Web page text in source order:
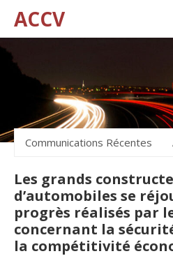
ACCV
Communications Récentes
Les grands
d’automobiles se
progrès réalisés par
concernant la
la compétitivité